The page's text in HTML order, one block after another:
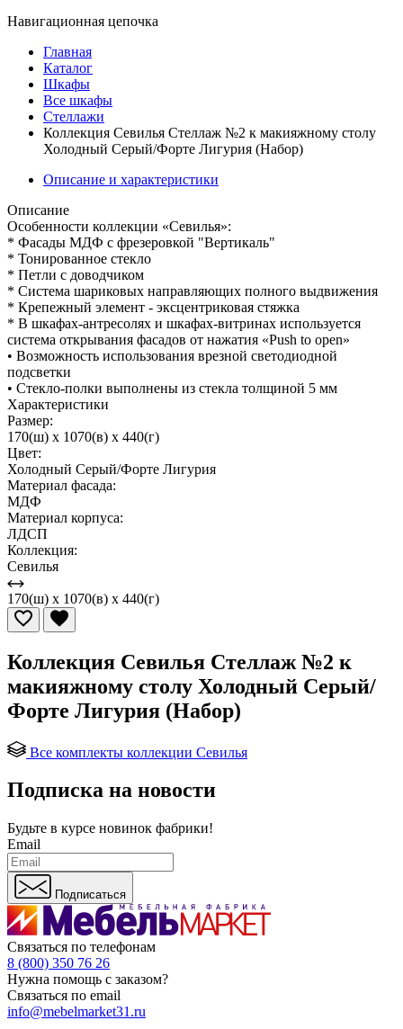
Навигационная цепочка
Главная
Каталог
Шкафы
Все шкафы
Стеллажи
Коллекция Севилья Стеллаж №2 к макияжному столу
Холодный Серый/Форте Лигурия (Набор)
Описание и характеристики
Описание
Особенности коллекции «Севилья»:
* Фасады МДФ с фрезеровкой "Вертикаль"
* Тонированное стекло
* Петли с доводчиком
* Система шариковых направляющих полного выдвижения
* Крепежный элемент - эксцентриковая стяжка
* В шкафах-антресолях и шкафах-витринах используется
система открывания фасадов от нажатия «Push to open»
• Возможность использования врезной светодиодной
подсветки
• Стекло-полки выполнены из стекла толщиной 5 мм
Характеристики
Размер:
170(ш) x 1070(в) x 440(г)
Цвет:
Холодный Серый/Форте Лигурия
Материал фасада:
МДФ
Материал корпуса:
ЛДСП
Коллекция:
Севилья
170(ш) x 1070(в) x 440(г)
Коллекция Севилья Стеллаж №2 к
макияжному столу Холодный Серый/
Форте Лигурия (Набор)
Все комплекты коллекции Севилья
Подписка на новости
Будьте в курсе новинок фабрики!
Email
Подписаться
Связаться по телефонам
8 (800) 350 76 26
Нужна помощь с заказом?
Связаться по email
info@mebelmarket31.ru